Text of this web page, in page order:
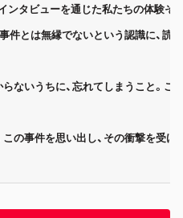
ンタビューを通じた私たちの体験そ
件とは無縁でないという認識に、読
ないうちに、忘れてしまうこと。 こ
この事件を思い出し、その衝撃を受け